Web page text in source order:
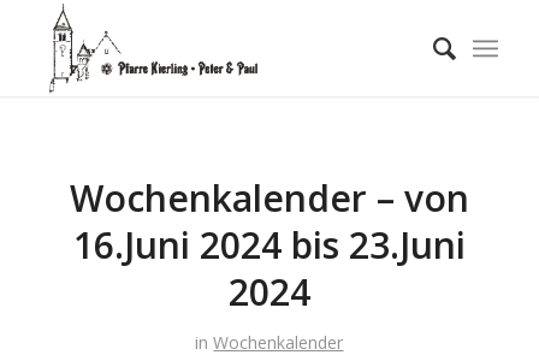
Wochenkalender – von
16.Juni 2024 bis 23.Juni
2024
inWochenkalender